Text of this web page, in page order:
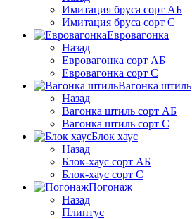
Имитация бруса сорт АБ
Имитация бруса сорт С
Евровагонка
Назад
Евровагонка сорт АБ
Евровагонка сорт С
Вагонка штиль
Назад
Вагонка штиль сорт АБ
Вагонка штиль сорт С
Блок хаус
Назад
Блок-хаус сорт АБ
Блок-хаус сорт С
Погонаж
Назад
Плинтус